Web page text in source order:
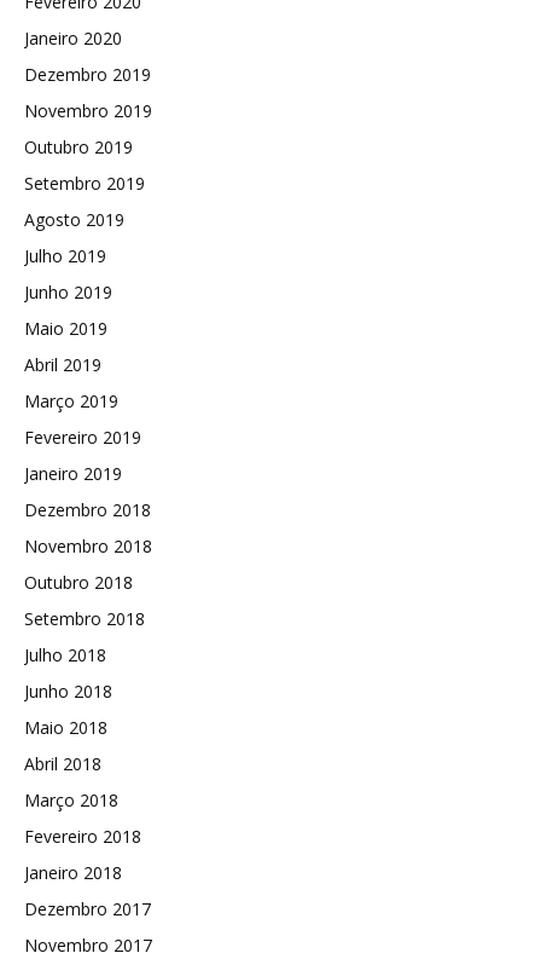
Janeiro 2020
Dezembro 2019
Novembro 2019
Outubro 2019
Setembro 2019
Agosto 2019
Julho 2019
Junho 2019
Maio 2019
Abril 2019
Março 2019
Fevereiro 2019
Janeiro 2019
Dezembro 2018
Novembro 2018
Outubro 2018
Setembro 2018
Julho 2018
Junho 2018
Maio 2018
Abril 2018
Março 2018
Fevereiro 2018
Janeiro 2018
Dezembro 2017
Novembro 2017